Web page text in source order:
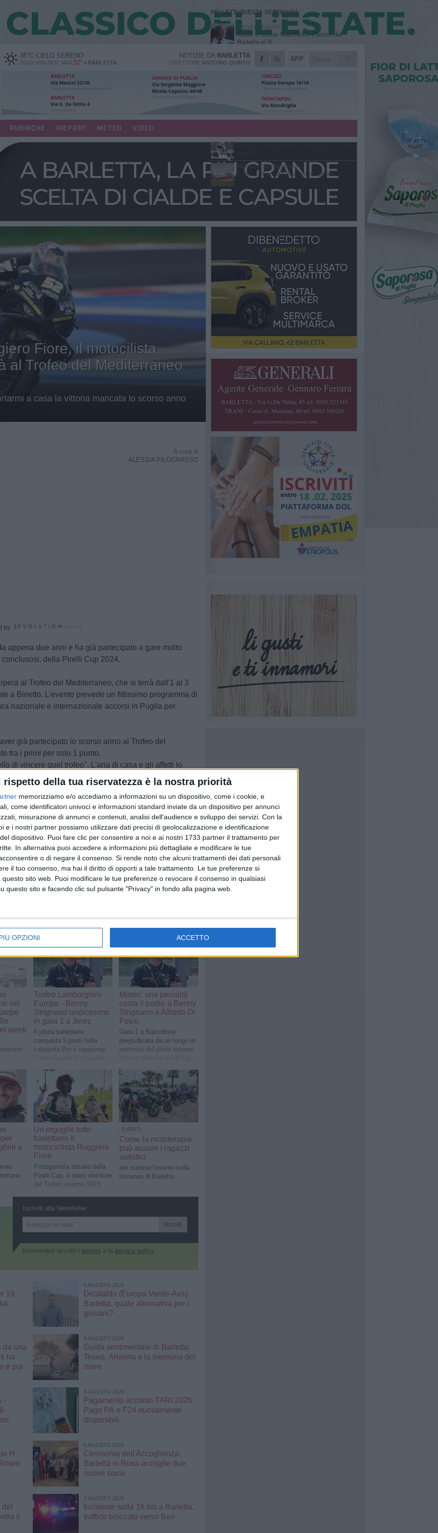
rispetto della tua riservatezza è la nostra priorità
memorizziamo e/o accediamo a informazioni su un dispositivo, come i cookie, e
come identificatori univoci e informazioni standard inviate da un dispositivo per annunci
misurazione di annunci e contenuti, analisi dell'audience e sviluppo dei servizi. Con la
e i nostri partner possiamo utilizzare dati precisi di geolocalizzazione e identificazione
dispositivo. Puoi fare clic per consentire a noi e ai nostri 1733 partner il trattamento per
In alternativa puoi accedere a informazioni più dettagliate e modificare le tue
o di negare il consenso. Si rende noto che alcuni trattamenti dei dati personali
il tuo consenso, ma hai il diritto di opporti a tale trattamento. Le tue preferenze si
sito web. Puoi modificare le tue preferenze o revocare il consenso in qualsiasi
questo sito e facendo clic sul pulsante "Privacy" in fondo alla pagina web.
OPZIONI ACCETTO
35°CCIELO SERENO
OGGI MIN 24.5° MAX 32° A BARLETTA APP
NOTIZIE DA BARLETTA
DIRETTORE ANTONIO QUINTO
RUBRICHE IREPORT METEO VIDEO
Fiore, il motocilista
al Trofeo del Mediterraneo
a casa la vittoria mancata lo scorso anno
A cura di
ALESSIA FILOGRASSO
by
appena due anni e ha già partecipato a gare molto
della Pirelli Cup 2024.
al Trofeo del Mediterraneo, che si terrà dall'1 al 3
a Binetto. L'evento prevede un fittissimo programma di
nazionale e internazionale accorsi in Puglia per
già partecipato lo scorso anno al Trofeo del
tra i primi per solo 1 punto.
di vincere quel trofeo". L'aria di casa e gli affetti lo
le Qualifiche del sabato mattina FP1 e FP2, e la gara
gara1 e gara2 . L'ingresso è gratuito.
nel
week
Trofeo Lamborghini
Europe - Benny
Strignano undicesimo
in gara 1 a Jerez
Il pilota barlettano
conquista 5 punti nella
categoria Pro e raggiunge
Motori: una penalità
costa il podio a Benny
Strignano e Alberto Di
Folco
Gara 1 a Barcellona
pregiudicata da un lungo in
partenza del pilota romano
a
Un orgoglio tutto
barlettano il
motociclista Ruggiero
Fiore
Protagonista attuale della
Pirelli Cup, è stato vincitore
del Trofeo inverno 2023
EVENTI
Come la mototerapia
può aiutare i ragazzi
autistici
Ieri mattina l'evento sulla
litoranea di Barletta
Iscriviti alla Newsletter
Iscriviti
Iscrivendoti accetti i termini e la privacy policy
19
9 AGOSTO 2026
Dicataldo (Europa Verde-Avs):
Barletta, quale alternativa per i
giovani?
da una
ha
9 AGOSTO 2026
Guida sentimentale di Barletta:
Teseo, Arianna e la memoria del
mare
-
8 AGOSTO 2026
Pagamento acconto TARI 2026
Pago PA e F24 nuovamente
disponibili
H
8 AGOSTO 2026
Cerimonia dell'Accoglienza,
Barletta in Rosa accoglie due
nuove socie
il
7 AGOSTO 2026
Incidente sulla 16 bis a Barletta,
traffico bloccato verso Bari
PIÙ LETTI QUESTA SETTIMANA
GIOVEDÌ 6 AGOSTO
Addio a mister Marchioro. L'uomo del
Barletta in B
SABATO 1 AGOSTO
Poker di Da Silva, Barletta batte Soccer
VENERDÌ 31 LUGLIO
prime otto giornate di campionato.
VENERDÌ 31 LUGLIO
Barletta 1922: un avvio tostissimo e
VENERDÌ 31 LUGLIO
MERCOLEDÌ 29 LUGLIO
Serie C, Barletta inserito nel girone C